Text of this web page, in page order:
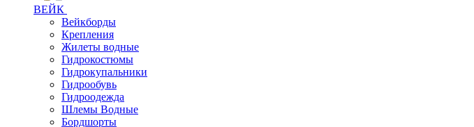
ВЕЙК
Вейкборды
Крепления
Жилеты водные
Гидрокостюмы
Гидрокупальники
Гидрообувь
Гидроодежда
Шлемы Водные
Бордшорты